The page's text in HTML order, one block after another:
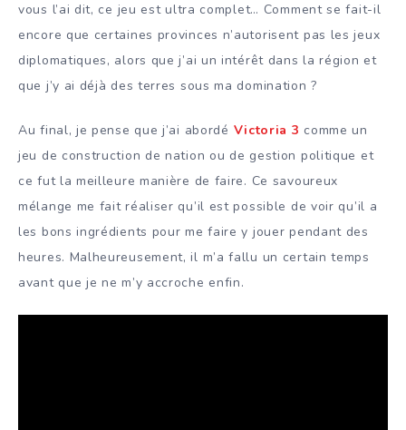
vous l’ai dit, ce jeu est ultra complet… Comment se fait-il
encore que certaines provinces n’autorisent pas les jeux
diplomatiques, alors que j’ai un intérêt dans la région et
que j’y ai déjà des terres sous ma domination ?
Au final, je pense que j’ai abordé Victoria 3 comme un
jeu de construction de nation ou de gestion politique et
ce fut la meilleure manière de faire. Ce savoureux
mélange me fait réaliser qu’il est possible de voir qu’il a
les bons ingrédients pour me faire y jouer pendant des
heures. Malheureusement, il m’a fallu un certain temps
avant que je ne m’y accroche enfin.